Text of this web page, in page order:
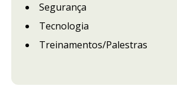
Segurança
Tecnologia
Treinamentos/Palestras